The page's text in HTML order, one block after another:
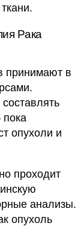
Рака
принимают в
опухоли и
проходит
анализы.
опухоль